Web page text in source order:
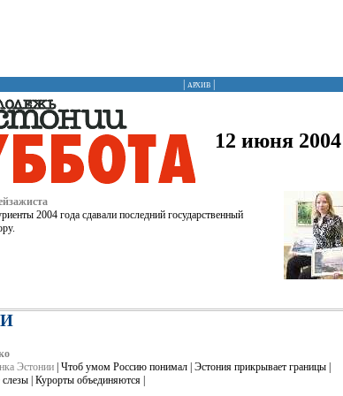
архив
12 июня 2004
2004 года сдавали последний государственный
Эстонии | Чтоб умом Россию понимал | Эстония прикрывает границы |
| Курорты объединяются |